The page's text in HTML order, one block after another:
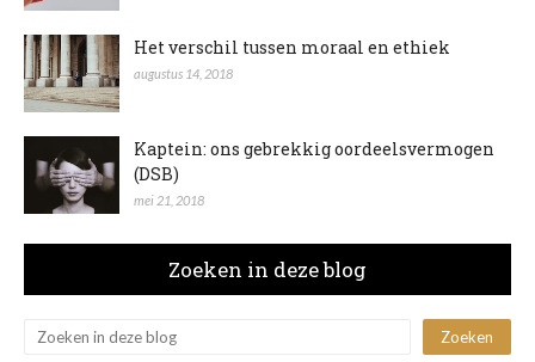
Het verschil tussen moraal en ethiek
augustus 14, 2018
Kaptein: ons gebrekkig oordeelsvermogen
(DSB)
mei 21, 2018
Zoeken in deze blog